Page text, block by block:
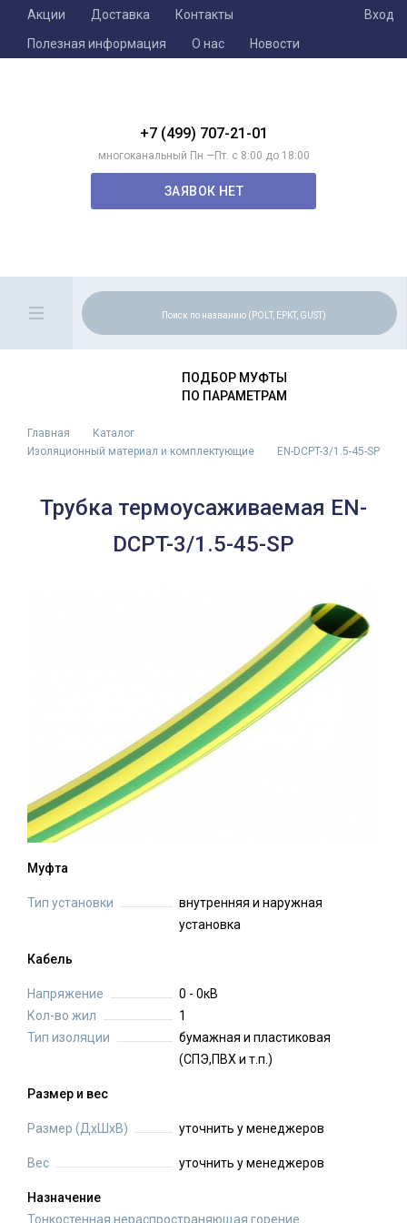
Акции Доставка
Контакты
Полезная информация
О нас Новости
Вход
+7 (499) 707-21-01
многоканальный Пн.—Пт. с 8:00 до 18:00
ЗАЯВОК НЕТ
ПОДБОР МУФТЫ
ПО ПАРАМЕТРАМ
Главная
Каталог
Изоляционный материал и комплектующие
EN-DCPT-3/1.5-45-SP
Трубка термоусаживаемая EN-
DCPT-3/1.5-45-SP
Муфта
Тип установки
внутренняя и наружная
установка
Кабель
Напряжение
0 - 0кВ
Кол-во жил
1
Тип изоляции
бумажная и пластиковая
(СПЭ,ПВХ и т.п.)
Размер и вес
Размер (ДхШхВ) уточнить у менеджеров
Вес уточнить у менеджеров
Назначение
Тонкостенная нераспространяющая горение